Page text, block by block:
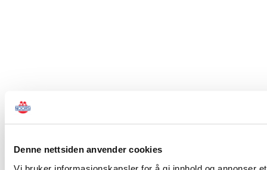
Denne nettsiden anvender cookies
Vi bruker informasjonskapsler for å gi innhold og annonser